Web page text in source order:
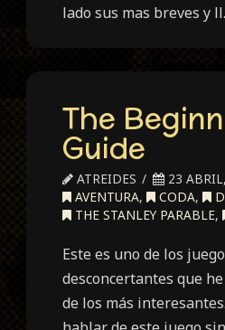
lado sus mas breves y
The
Guide
ATREIDES
23
AVENTURA, CODA,
THE STANLEY PARABLE,
Este es uno de los
desconcertantes que
de los más